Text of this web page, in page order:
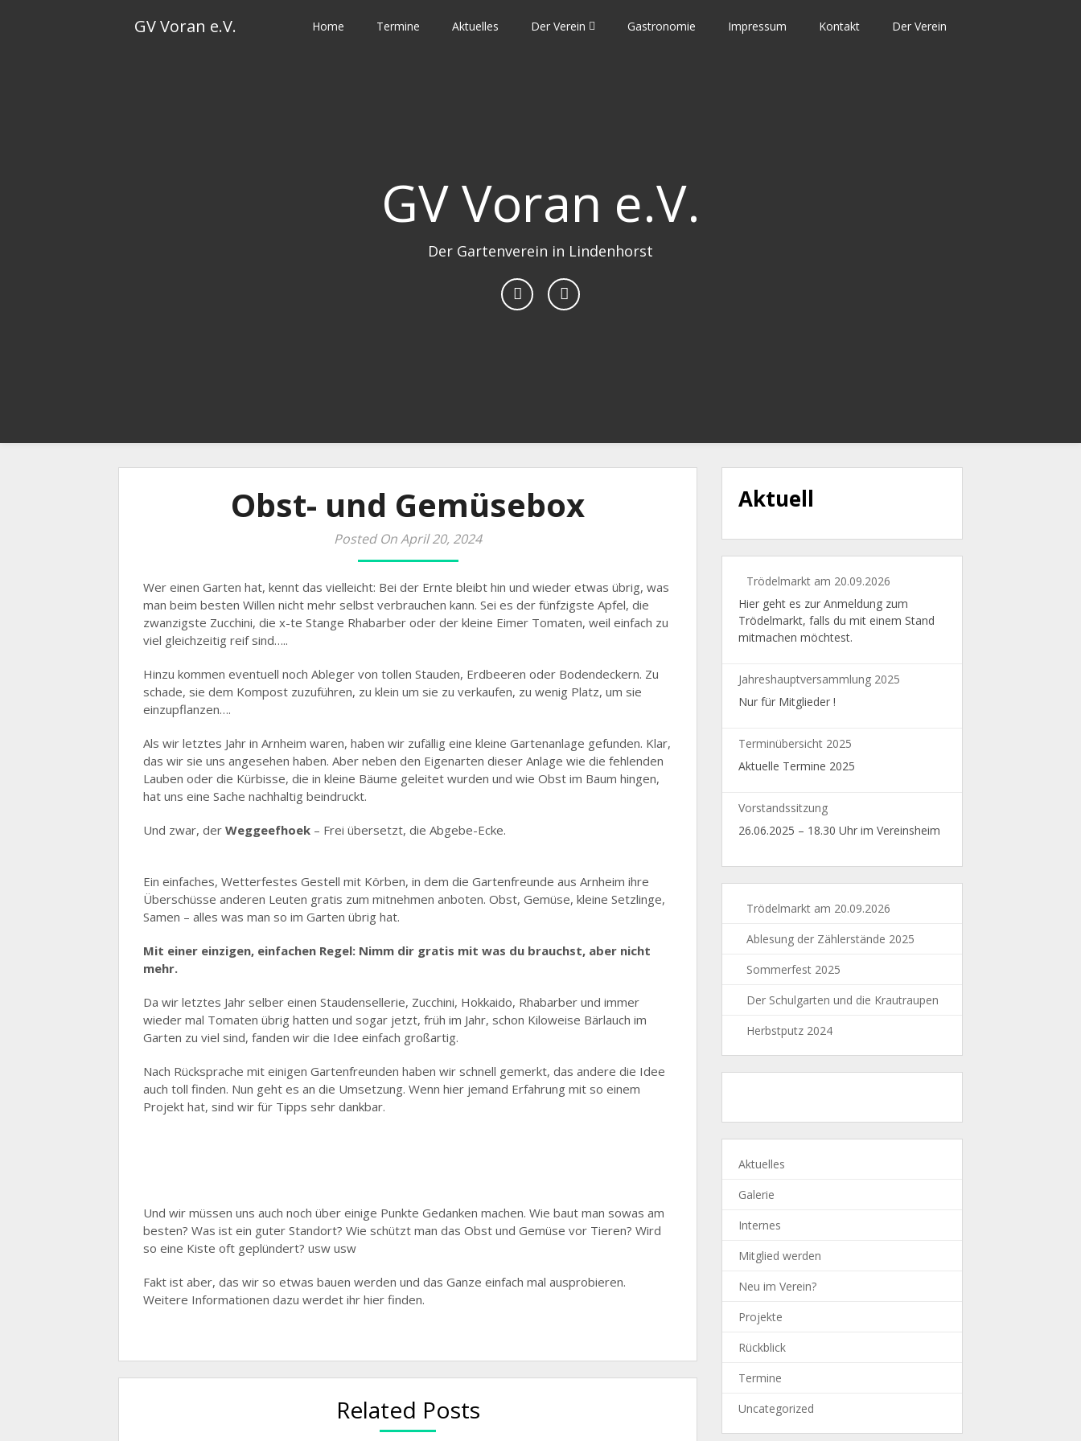
GV Voran e.V. Home Termine Aktuelles Der Verein Gastronomie Impressum Kontakt Der Verein
GV Voran e.V.
Der Gartenverein in Lindenhorst
Obst- und Gemüsebox
Posted On April 20, 2024
Wer einen Garten hat, kennt das vielleicht: Bei der Ernte bleibt hin und wieder etwas übrig, was
man beim besten Willen nicht mehr selbst verbrauchen kann. Sei es der fünfzigste Apfel, die
zwanzigste Zucchini, die x-te Stange Rhabarber oder der kleine Eimer Tomaten, weil einfach zu
viel gleichzeitig reif sind…..
Hinzu kommen eventuell noch Ableger von tollen Stauden, Erdbeeren oder Bodendeckern. Zu
schade, sie dem Kompost zuzuführen, zu klein um sie zu verkaufen, zu wenig Platz, um sie
einzupflanzen….
Als wir letztes Jahr in Arnheim waren, haben wir zufällig eine kleine Gartenanlage gefunden. Klar,
das wir sie uns angesehen haben. Aber neben den Eigenarten dieser Anlage wie die fehlenden
Lauben oder die Kürbisse, die in kleine Bäume geleitet wurden und wie Obst im Baum hingen,
hat uns eine Sache nachhaltig beindruckt.
Und zwar, der Weggeefhoek – Frei übersetzt, die Abgebe-Ecke.
Ein einfaches, Wetterfestes Gestell mit Körben, in dem die Gartenfreunde aus Arnheim ihre
Überschüsse anderen Leuten gratis zum mitnehmen anboten. Obst, Gemüse, kleine Setzlinge,
Samen – alles was man so im Garten übrig hat.
Mit einer einzigen, einfachen Regel: Nimm dir gratis mit was du brauchst, aber nicht
mehr.
Da wir letztes Jahr selber einen Staudensellerie, Zucchini, Hokkaido, Rhabarber und immer
wieder mal Tomaten übrig hatten und sogar jetzt, früh im Jahr, schon Kiloweise Bärlauch im
Garten zu viel sind, fanden wir die Idee einfach großartig.
Nach Rücksprache mit einigen Gartenfreunden haben wir schnell gemerkt, das andere die Idee
auch toll finden. Nun geht es an die Umsetzung. Wenn hier jemand Erfahrung mit so einem
Projekt hat, sind wir für Tipps sehr dankbar.
Und wir müssen uns auch noch über einige Punkte Gedanken machen. Wie baut man sowas am
besten? Was ist ein guter Standort? Wie schützt man das Obst und Gemüse vor Tieren? Wird
so eine Kiste oft geplündert? usw usw
Fakt ist aber, das wir so etwas bauen werden und das Ganze einfach mal ausprobieren.
Weitere Informationen dazu werdet ihr hier finden.
Related Posts
Aktuell
Trödelmarkt am 20.09.2026
Hier geht es zur Anmeldung zum
Trödelmarkt, falls du mit einem Stand
mitmachen möchtest.
Jahreshauptversammlung 2025
Nur für Mitglieder !
Terminübersicht 2025
Aktuelle Termine 2025
Vorstandssitzung
26.06.2025 – 18.30 Uhr im Vereinsheim
Trödelmarkt am 20.09.2026
Ablesung der Zählerstände 2025
Sommerfest 2025
Der Schulgarten und die Krautraupen
Herbstputz 2024
Aktuelles
Galerie
Internes
Mitglied werden
Neu im Verein?
Projekte
Rückblick
Termine
Uncategorized